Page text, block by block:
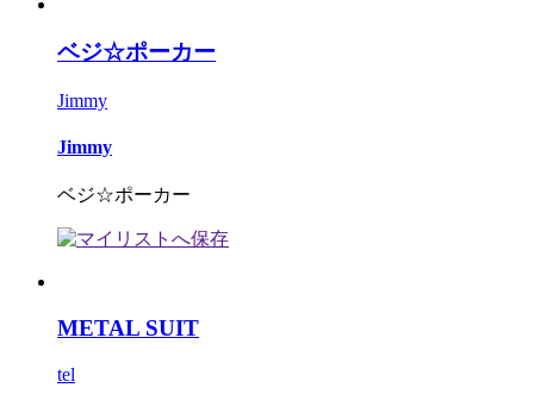
ベジ☆ポーカー
Jimmy
Jimmy
ベジ☆ポーカー
METAL SUIT
tel